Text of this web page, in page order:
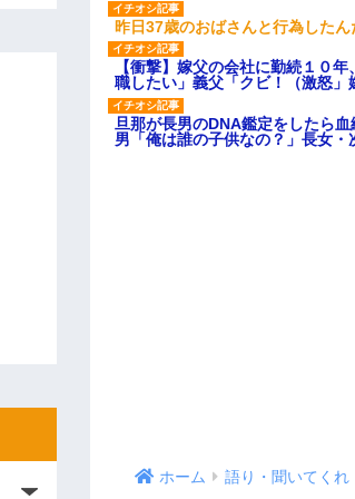
昨日37歳のおばさんと行為した
【衝撃】嫁父の会社に勤続１０
職したい」義父「クビ！（激怒」
旦那が長男のDNA鑑定をしたら
男「俺は誰の子供なの？」長女・
ホーム 語り・聞いてくれ